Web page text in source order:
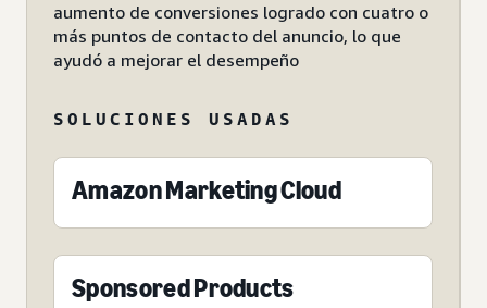
aumento de conversiones logrado con cuatro o
más puntos de contacto del anuncio, lo que
ayudó a mejorar el desempeño
SOLUCIONES USADAS
Amazon Marketing Cloud
Sponsored Products